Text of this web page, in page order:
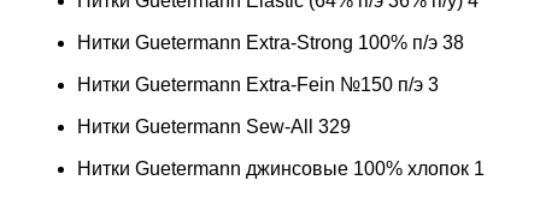
Нитки Guetermann Extra-Strong 100% п/э 38
Нитки Guetermann Extra-Fein №150 п/э 3
Нитки Guetermann Sew-All 329
Нитки Guetermann джинсовые 100% хлопок 1